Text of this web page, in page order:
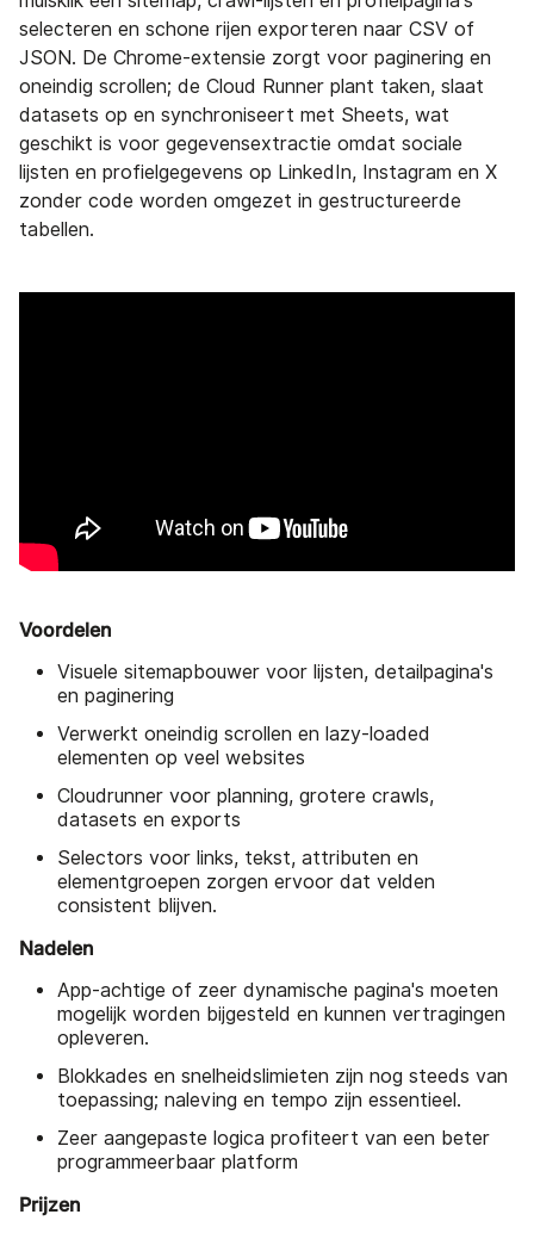
selecteren en schone rijen exporteren naar CSV of
JSON. De Chrome-extensie zorgt voor paginering en
oneindig scrollen; de Cloud Runner plant taken, slaat
datasets op en synchroniseert met Sheets, wat
geschikt is voor gegevensextractie omdat sociale
lijsten en profielgegevens op LinkedIn, Instagram en X
zonder code worden omgezet in gestructureerde
tabellen.
Voordelen
Visuele sitemapbouwer voor lijsten, detailpagina's
en paginering
Verwerkt oneindig scrollen en lazy-loaded
elementen op veel websites
Cloudrunner voor planning, grotere crawls,
datasets en exports
Selectors voor links, tekst, attributen en
elementgroepen zorgen ervoor dat velden
consistent blijven.
Nadelen
App-achtige of zeer dynamische pagina's moeten
mogelijk worden bijgesteld en kunnen vertragingen
opleveren.
Blokkades en snelheidslimieten zijn nog steeds van
toepassing; naleving en tempo zijn essentieel.
Zeer aangepaste logica profiteert van een beter
programmeerbaar platform
Prijzen